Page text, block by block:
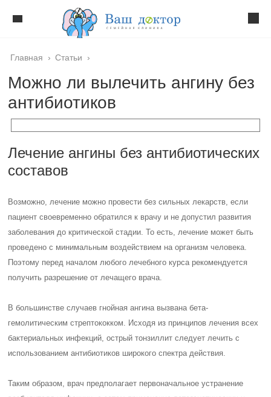
Главная › Статьи ›
Можно ли вылечить ангину без
антибиотиков
Лечение ангины без антибиотических
составов
Возможно, лечение можно провести без сильных лекарств, если
пациент своевременно обратился к врачу и не допустил развития
заболевания до критической стадии. То есть, лечение может быть
проведено с минимальным воздействием на организм человека.
Поэтому перед началом любого лечебного курса рекомендуется
получить разрешение от лечащего врача.
В большинстве случаев гнойная ангина вызвана бета-
гемолитическим стрептококком. Исходя из принципов лечения всех
бактериальных инфекций, острый тонзиллит следует лечить с
использованием антибиотиков широкого спектра действия.
Таким образом, врач предполагает первоначальное устранение